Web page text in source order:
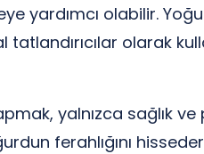
yardımcı olabilir.
olarak
yalnızca sağlık
ferahlığını